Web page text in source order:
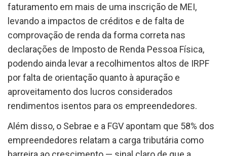
faturamento em mais de uma inscrição de MEI,
levando a impactos de créditos e de falta de
comprovação de renda da forma correta nas
declarações de Imposto de Renda Pessoa Física,
podendo ainda levar a recolhimentos altos de IRPF
por falta de orientação quanto à apuração e
aproveitamento dos lucros considerados
rendimentos isentos para os empreendedores.
Além disso, o Sebrae e a FGV apontam que 58% dos
empreendedores relatam a carga tributária como